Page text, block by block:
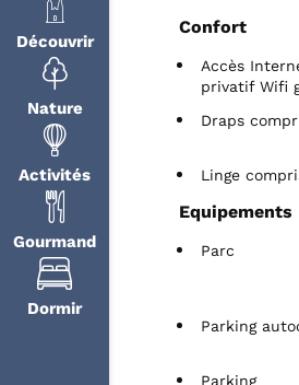
Découvrir
Nature
Activités
Gourmand
Dormir
Confort
Accès
privatif Wifi
Draps
Linge
Equipements
Parc
Parking
Parking